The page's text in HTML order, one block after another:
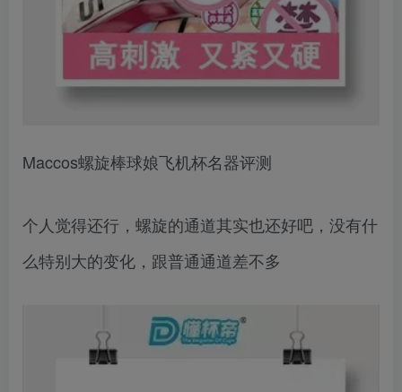
Maccos螺旋棒球娘飞机杯名器评测
个人觉得还行，螺旋的通道其实也还好吧，没有什
么特别大的变化，跟普通通道差不多